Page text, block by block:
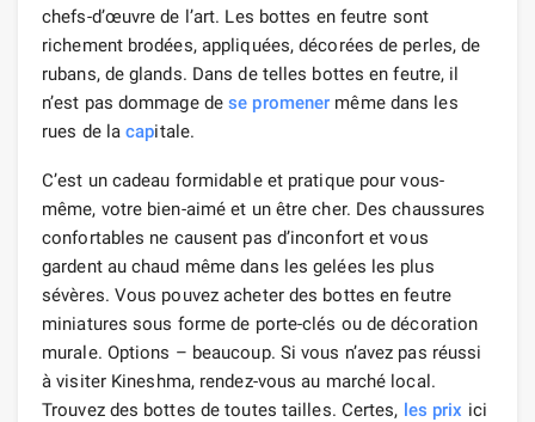
chefs-d’œuvre de l’art. Les bottes en feutre sont
richement brodées, appliquées, décorées de perles, de
rubans, de glands. Dans de telles bottes en feutre, il
n’est pas dommage dese promener même dans les
rues de lacapitale.
C’est un cadeau formidable et pratique pour vous-
même, votre bien-aimé et un être cher. Des chaussures
confortables ne causent pas d’inconfort et vous
gardent au chaud même dans les gelées les plus
sévères. Vous pouvez acheter des bottes en feutre
miniatures sous forme de porte-clés ou de décoration
murale. Options – beaucoup. Si vous n’avez pas réussi
à visiter Kineshma, rendez-vous au marché local.
Trouvez des bottes de toutes tailles. Certes, les prix ici